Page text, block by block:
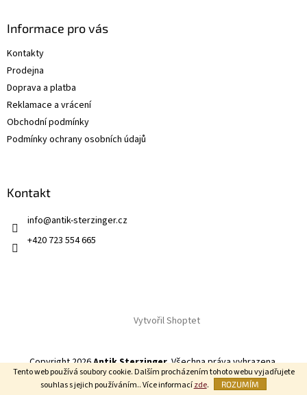
Tento web používá soubory cookie. Dalším procházením tohoto webu vyjadřujete
souhlas s jejich používáním.. Více informacízde. ROZUMÍM
Informace pro vás
Kontakty
Prodejna
Doprava a platba
Reklamace a vrácení
Obchodní podmínky
Podmínky ochrany osobních údajů
Kontakt
info@antik-sterzinger.cz
+420 723 554 665
Vytvořil Shoptet
Copyright 2026Antik Sterzinger. Všechna práva vyhrazena.